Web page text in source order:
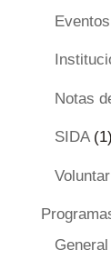
Eventos
Notas
SIDA(1)
General